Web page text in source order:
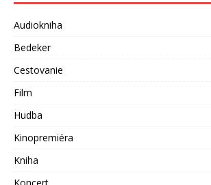
Audiokniha
Bedeker
Cestovanie
Film
Hudba
Kinopremiéra
Kniha
Koncert